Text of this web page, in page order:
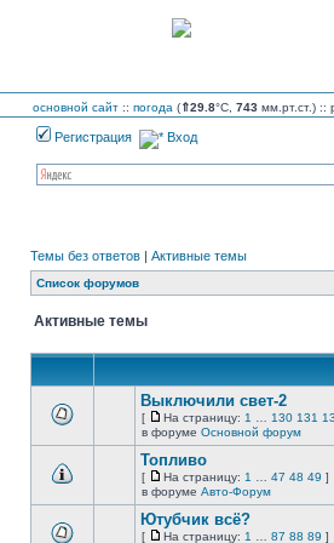
основной сайт :: погода (⇑29.8°C, 743 мм.рт.ст.) ::
Регистрация Вход
Темы без ответов | Активные темы
Список форумов
Активные темы
этой
непрочитанных
сообщений.
Выключили свет-2
[
На
страницу
На страницу: 1 130 131
в форуме Основной форум
этой
Топливо
[
На
страницу
На страницу: 1 47 48 49 ]
в форуме Авто-Форум
Ютубчик всё?
[
На страницу: 1 87 88 89 ]